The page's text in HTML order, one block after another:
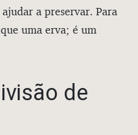
a preservar. Para
uma erva; é um
de